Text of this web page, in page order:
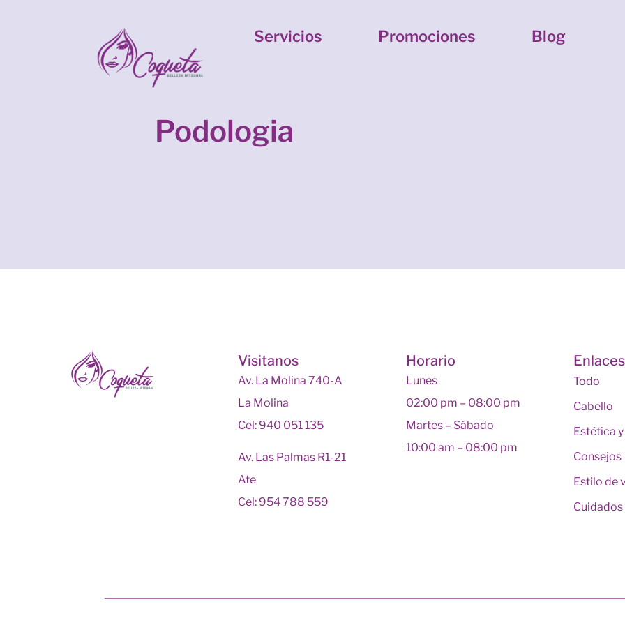
Servicios Promociones Blog
Podologia
Visitanos
Av. La Molina 740-A
La Molina
Cel: 940 051 135
Av. Las Palmas R1-21
Ate
Cel: 954 788 559
Horario
Lunes
02:00 pm – 08:00 pm
Martes – Sábado
10:00 am – 08:00 pm
Enlaces
Todo
Cabello
Estética
Consejos
Estilo de